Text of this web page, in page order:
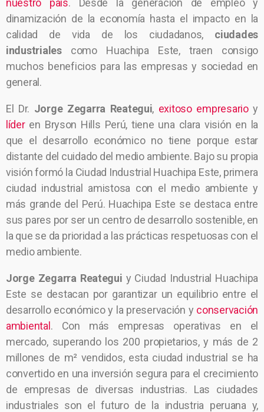
nuestro país. Desde la generación de empleo y
dinamización de la economía hasta el impacto en la
calidad de vida de los ciudadanos, ciudades
industrialescomo Huachipa Este, traen consigo
muchos beneficios para las empresas y sociedad en
general.
El Dr. Jorge Zegarra Reategui, exitoso empresarioy
líderen Bryson Hills Perú, tiene una clara visión en la
que el desarrollo económico no tiene porque estar
distante del cuidado del medio ambiente. Bajo su propia
visión formó la Ciudad Industrial Huachipa Este, primera
ciudad industrial amistosa con el medio ambiente y
más grande del Perú. Huachipa Este se destaca entre
sus pares por ser un centro de desarrollo sostenible, en
la que se da prioridad a las prácticas respetuosas con el
medio ambiente.
Jorge Zegarra Reategui y Ciudad Industrial Huachipa
Este se destacan por garantizar un equilibrio entre el
desarrollo económico y la preservación y conservación
ambiental . Con más empresas operativas en el
mercado, superando los 200 propietarios, y más de 2
millones de m² vendidos, esta ciudad industrial se ha
convertido en una inversión segura para el crecimiento
de empresas de diversas industrias. Las ciudades
industriales son el futuro de la industria peruana y,